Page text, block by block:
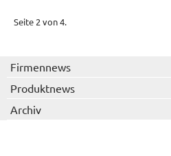
Seite 2 von 4.
Firmennews
Produktnews
Archiv